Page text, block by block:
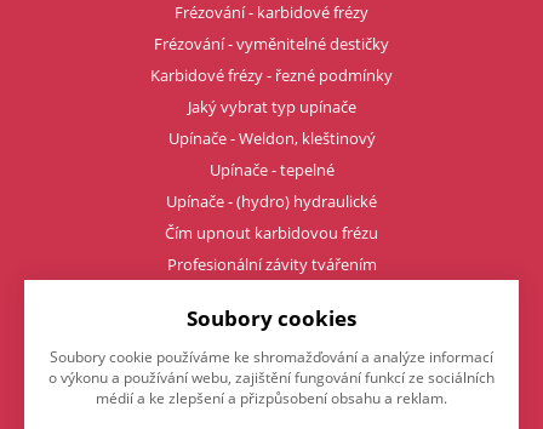
Frézování - karbidové frézy
Frézování - vyměnitelné destičky
Karbidové frézy - řezné podmínky
Jaký vybrat typ upínače
Upínače - Weldon, kleštinový
Upínače - tepelné
Upínače - (hydro) hydraulické
Čím upnout karbidovou frézu
Profesionální závity tvářením
Napište nám
Chcete nám něco sdělit o našich produktech nebo e-shopu?
Neváhejte napsat.
Soubory cookies
Soubory cookie používáme ke shromažďování a analýze informací
o výkonu a používání webu, zajištění fungování funkcí ze sociálních
médií a ke zlepšení a přizpůsobení obsahu a reklam.